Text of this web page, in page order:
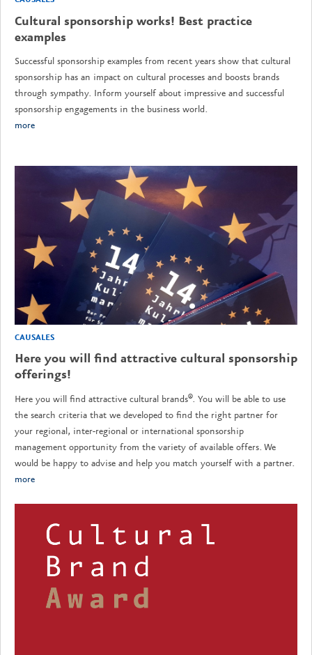
Cultural sponsorship works! Best practice
examples
Successful sponsorship examples from recent years show that cultural
sponsorship has an impact on cultural processes and boosts brands
through sympathy. Inform yourself about impressive and successful
sponsorship engagements in the business world.
more
CAUSALES
Here you will find attractive cultural sponsorship
offerings!
Here you will find attractive cultural brands®. You will be able to use
the search criteria that we developed to find the right partner for
your regional, inter-regional or international sponsorship
management opportunity from the variety of available offers. We
would be happy to advise and help you match yourself with a partner.
more